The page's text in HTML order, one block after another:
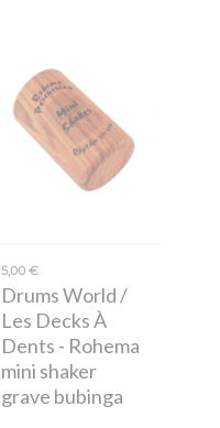
5,00 €
Drums World /
Les Decks À
Dents - Rohema
mini shaker
grave bubinga